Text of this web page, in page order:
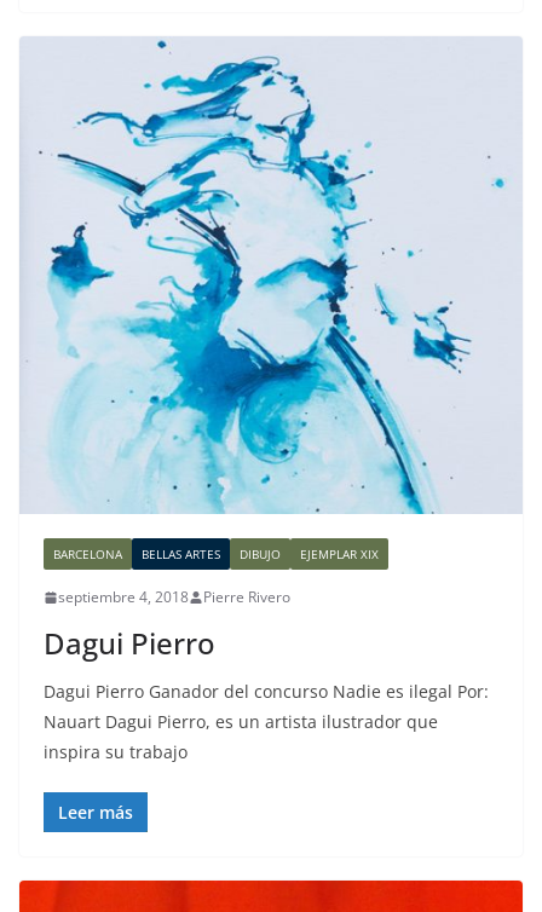
BARCELONA BELLAS ARTES DIBUJO EJEMPLAR XIX
septiembre 4, 2018 Pierre Rivero
Dagui Pierro
Dagui Pierro Ganador del concurso Nadie es ilegal Por:
Nauart Dagui Pierro, es un artista ilustrador que
inspira su trabajo
Leer más